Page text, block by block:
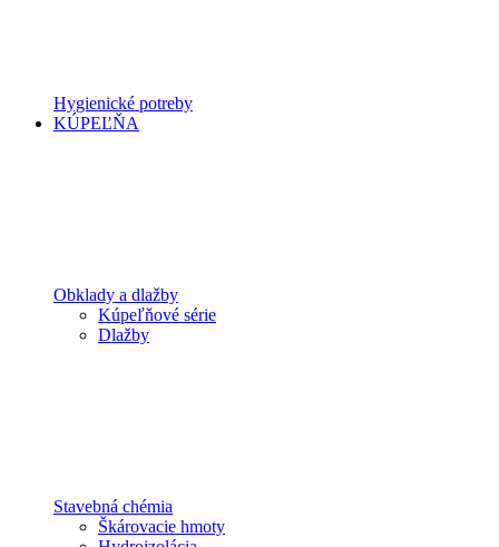
Hygienické potreby
KÚPEĽŇA
Obklady a dlažby
Kúpeľňové série
Dlažby
Stavebná chémia
Škárovacie hmoty